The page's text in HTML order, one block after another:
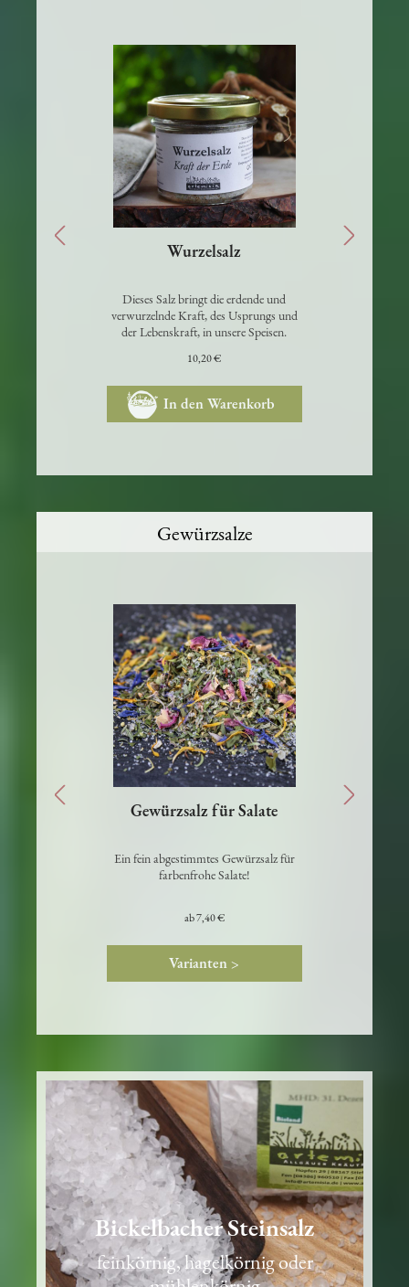
Wurzelsalz
Dieses Salz bringt die erdende und
verwurzelnde Kraft, des Usprungs und
der Lebenskraft, in unsere Speisen.
10,20 €
In den Warenkorb
Gewürzsalze
Gewürzsalz für Salate
Ein fein abgestimmtes Gewürzsalz für
farbenfrohe Salate!
ab7,40 €
Varianten >
Bickelbacher Steinsalz
feinkörnig, hagelkörnig oder